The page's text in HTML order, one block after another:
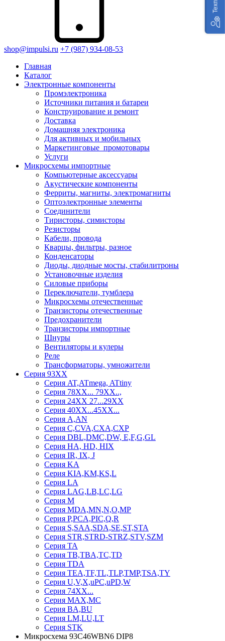
shop@impulsi.ru +7 (987) 934-08-53
Главная
Каталог
Электронные компоненты
Промэлектроника
Источники питания и батареи
Конструирование и ремонт
Доставка
Домашняя электроника
Для активных и мобильных
Маркетинговые_промотовары
Услуги
Микросхемы импортные
Компьютерные аксессуары
Акустические компоненты
Ферриты, магниты, электромагниты
Оптоэлектронные элементы
Соединители
Тиристоры, симисторы
Резисторы
Кабели, провода
Кварцы, фильтры, разное
Конденсаторы
Диоды, диодные мосты, стабилитроны
Установочные изделия
Силовые приборы
Переключатели, тумблера
Микросхемы отечественные
Транзисторы отечественные
Предохранители
Транзисторы импортные
Шнуры
Вентиляторы и кулеры
Реле
Трансформаторы, умножители
Серия 93ХХ
Серия AT,ATmega, ATtiny
Серия 78ХХ... 79XX..,
Серия 24ХХ 27...29ХХ
Серия 40ХХ...45ХХ...
Серия A,AN
Серия C,CVA,CXA,CXP
Серия DBL,DMC,DW, E,F,G,GL
Серия HA, HD, HIX
Серия IR, IX, J
Серия KA
Серия KIA,KM,KS,L
Серия LA
Серия LAG,LB,LC,LG
Серия M
Серия MDA,MN,N,O,MP
Серия P,PCA,PIC,Q,R
Серия S,SAA,SDA,SE,ST,STA
Серия STR,STRD-STRZ,STV,SZM
Серия TA
Серия TB,TBA,TC,TD
Серия TDA
Серия TEA,TF,TL,TLP,TMP,TSA,TY
Серия U,V,X,uPC,uPD,W
Серия 74ХХ...
Серия MAX,MC
Серия BA,BU
Серия LM,LU,LT
Серия STK
Микросхема 93C46WBN6 DIP8